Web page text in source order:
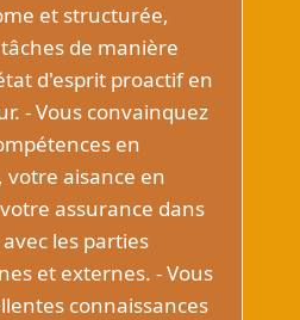
et structurée,
de manière
d'esprit proactif en
- Vous convainquez
en
aisance en
assurance dans
les parties
et externes. - Vous
connaissances